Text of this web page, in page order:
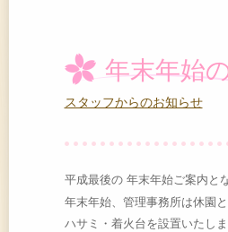
年末年始
スタッフからのお知らせ
平成最後の 年末年始ご案内と
年末年始、管理事務所は休園
ハサミ・着火台を設置いたしま